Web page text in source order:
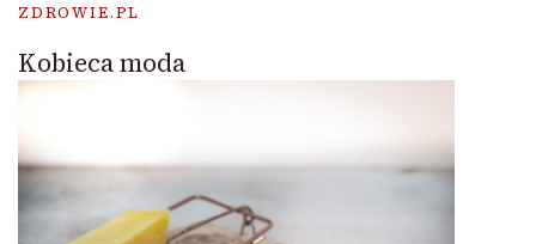
ZDROWIE.PL
Kobieca moda